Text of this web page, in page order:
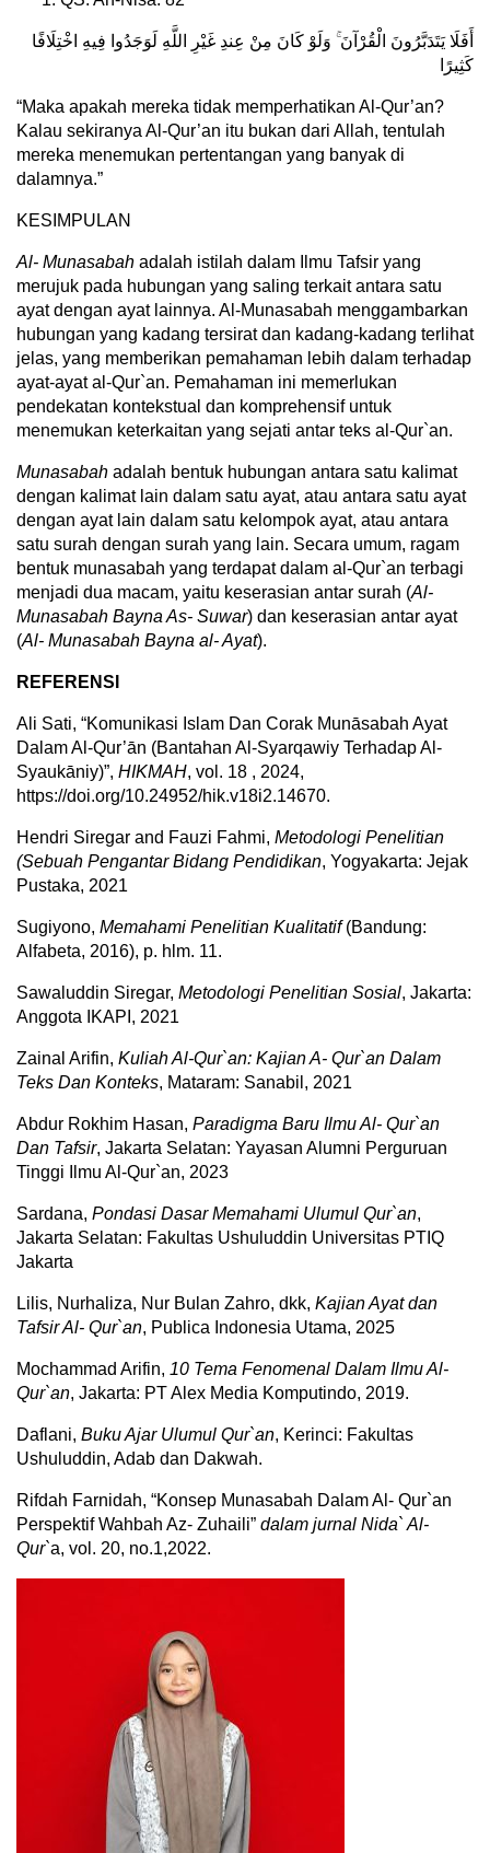
أَفَلَا يَتَدَبَّرُونَ الْقُرْآنَ ۚ وَلَوْ كَانَ مِنْ عِندِ غَيْرِ اللَّهِ لَوَجَدُوا فِيهِ اخْتِلَافًا
كَثِيرًا
“Maka apakah mereka tidak memperhatikan Al-Qur’an?
Kalau sekiranya Al-Qur’an itu bukan dari Allah, tentulah
mereka menemukan pertentangan yang banyak di
dalamnya.”
KESIMPULAN
Al- Munasabah adalah istilah dalam Ilmu Tafsir yang
merujuk pada hubungan yang saling terkait antara satu
ayat dengan ayat lainnya. Al-Munasabah menggambarkan
hubungan yang kadang tersirat dan kadang-kadang terlihat
jelas, yang memberikan pemahaman lebih dalam terhadap
ayat-ayat al-Qur`an. Pemahaman ini memerlukan
pendekatan kontekstual dan komprehensif untuk
menemukan keterkaitan yang sejati antar teks al-Qur`an.
Munasabah adalah bentuk hubungan antara satu kalimat
dengan kalimat lain dalam satu ayat, atau antara satu ayat
dengan ayat lain dalam satu kelompok ayat, atau antara
satu surah dengan surah yang lain. Secara umum, ragam
bentuk munasabah yang terdapat dalam al-Qur`an terbagi
menjadi dua macam, yaitu keserasian antar surah (Al-
Munasabah Bayna As- Suwar) dan keserasian antar ayat
(Al- Munasabah Bayna al- Ayat).
REFERENSI
Ali Sati, “Komunikasi Islam Dan Corak Munāsabah Ayat
Dalam Al-Qur’ān (Bantahan Al-Syarqawiy Terhadap Al-
Syaukāniy)”, HIKMAH, vol. 18 , 2024,
https://doi.org/10.24952/hik.v18i2.14670.
Hendri Siregar and Fauzi Fahmi, Metodologi Penelitian
(Sebuah Pengantar Bidang Pendidikan, Yogyakarta: Jejak
Pustaka, 2021
Sugiyono, Memahami Penelitian Kualitatif(Bandung:
Alfabeta, 2016), p. hlm. 11.
Sawaluddin Siregar, Metodologi Penelitian Sosial, Jakarta:
Anggota IKAPI, 2021
Zainal Arifin, Kuliah Al-Qur`an: Kajian A- Qur`an Dalam
Teks Dan Konteks, Mataram: Sanabil, 2021
Abdur Rokhim Hasan, Paradigma Baru Ilmu Al- Qur`an
Dan Tafsir, Jakarta Selatan: Yayasan Alumni Perguruan
Tinggi Ilmu Al-Qur`an, 2023
Sardana, Pondasi Dasar Memahami Ulumul Qur`an,
Jakarta Selatan: Fakultas Ushuluddin Universitas PTIQ
Jakarta
Lilis, Nurhaliza, Nur Bulan Zahro, dkk, Kajian Ayat dan
Tafsir Al- Qur`an, Publica Indonesia Utama, 2025
Mochammad Arifin, 10 Tema Fenomenal Dalam Ilmu Al-
Qur`an, Jakarta: PT Alex Media Komputindo, 2019.
Daflani, Buku Ajar Ulumul Qur`an, Kerinci: Fakultas
Ushuluddin, Adab dan Dakwah.
Rifdah Farnidah, “Konsep Munasabah Dalam Al- Qur`an
Perspektif Wahbah Az- Zuhaili” dalam jurnal Nida` Al-
Qur`a, vol. 20, no.1,2022.